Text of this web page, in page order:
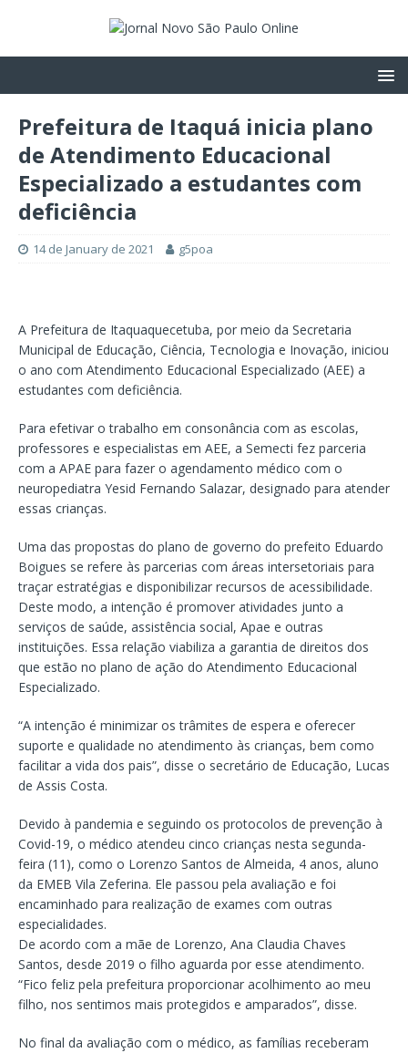
Prefeitura de Itaquá inicia plano
de Atendimento Educacional
Especializado a estudantes com
deficiência
14 de January de 2021 g5poa
A Prefeitura de Itaquaquecetuba, por meio da Secretaria
Municipal de Educação, Ciência, Tecnologia e Inovação, iniciou
o ano com Atendimento Educacional Especializado (AEE) a
estudantes com deficiência.
Para efetivar o trabalho em consonância com as escolas,
professores e especialistas em AEE, a Semecti fez parceria
com a APAE para fazer o agendamento médico com o
neuropediatra Yesid Fernando Salazar, designado para atender
essas crianças.
Uma das propostas do plano de governo do prefeito Eduardo
Boigues se refere às parcerias com áreas intersetoriais para
traçar estratégias e disponibilizar recursos de acessibilidade.
Deste modo, a intenção é promover atividades junto a
serviços de saúde, assistência social, Apae e outras
instituições. Essa relação viabiliza a garantia de direitos dos
que estão no plano de ação do Atendimento Educacional
Especializado.
“A intenção é minimizar os trâmites de espera e oferecer
suporte e qualidade no atendimento às crianças, bem como
facilitar a vida dos pais”, disse o secretário de Educação, Lucas
de Assis Costa.
Devido à pandemia e seguindo os protocolos de prevenção à
Covid-19, o médico atendeu cinco crianças nesta segunda-
feira (11), como o Lorenzo Santos de Almeida, 4 anos, aluno
da EMEB Vila Zeferina. Ele passou pela avaliação e foi
encaminhado para realização de exames com outras
especialidades.
De acordo com a mãe de Lorenzo, Ana Claudia Chaves
Santos, desde 2019 o filho aguarda por esse atendimento.
“Fico feliz pela prefeitura proporcionar acolhimento ao meu
filho, nos sentimos mais protegidos e amparados”, disse.
No final da avaliação com o médico, as famílias receberam